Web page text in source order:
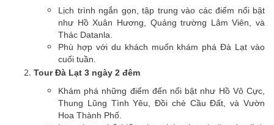
Lịch trình ngắn gọn, tập trung vào các điểm nổi bật
như Hồ Xuân Hương, Quảng trường Lâm Viên, và
Thác Datanla.
Phù hợp với du khách muốn khám phá Đà Lạt vào
cuối tuần.
Tour Đà Lạt 3 ngày 2 đêm
Khám phá những điểm đến nổi bật như Hồ Vô Cực,
Thung Lũng Tình Yêu, Đồi chè Cầu Đất, và Vườn
Hoa Thành Phố.